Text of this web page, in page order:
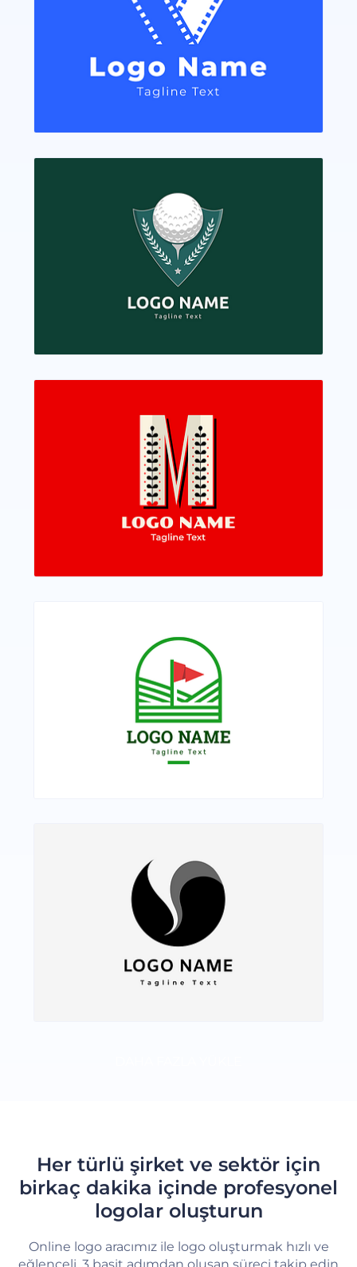
Her türlü şirket ve sektör için
birkaç dakika içinde profesyonel
logolar oluşturun
Online logo aracımız ile logo oluşturmak hızlı ve
eğlenceli. 3 basit adımdan oluşan süreci takip edin